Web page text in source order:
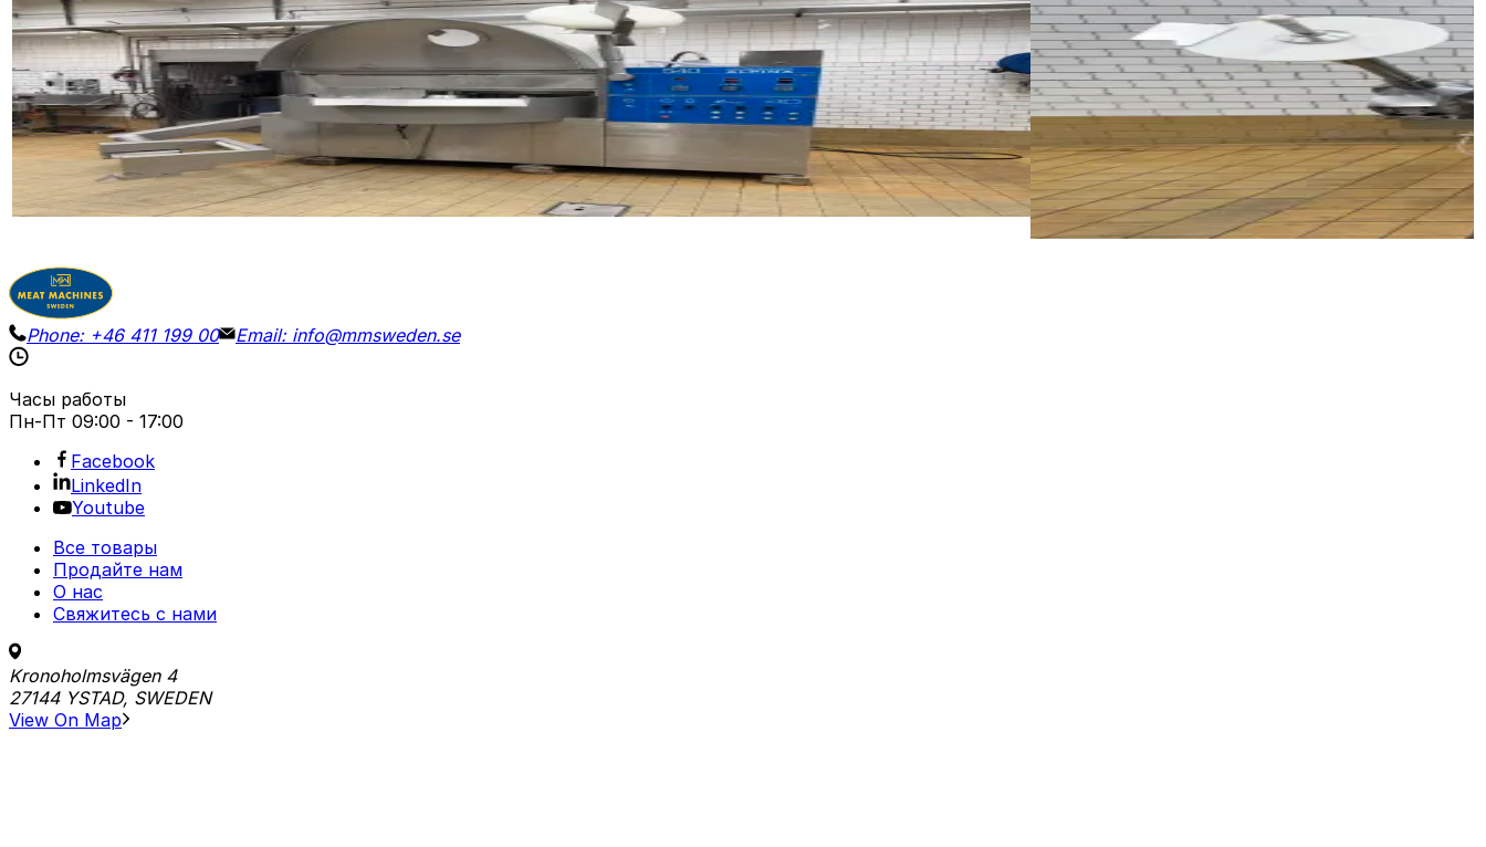
ALPINA PBV 540
ID NR3277
390 x 210 x 200 cm
Вакуумный куттер Alpina PBV 540, недавно демонтированный с производственной площадки здесь, в Швеции.
Детали
Запросить цену
KILIA 65 1 EX 3000 RS
ID NR3243
150 x 110 x 120 cm
Куттер Kilia 65 л с выгрузочным рычагом в
для перемешивания продуктов.
Детали
Запросить цену
Phone: +46 411 199 00 Email: info@mmsweden.se
Часы работы
Пн-Пт 09:00 - 17:00
Facebook
LinkedIn
Youtube
Все товары
Продайте нам
О нас
Свяжитесь с нами
Kronoholmsvägen 4
27144 YSTAD, SWEDEN
View On Map